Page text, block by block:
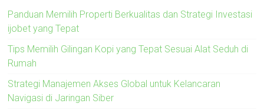
Panduan Memilih Properti Berkualitas dan Strategi Investasi
ijobet yang Tepat
Tips Memilih Gilingan Kopi yang Tepat Sesuai Alat Seduh di
Rumah
Strategi Manajemen Akses Global untuk Kelancaran
Navigasi di Jaringan Siber